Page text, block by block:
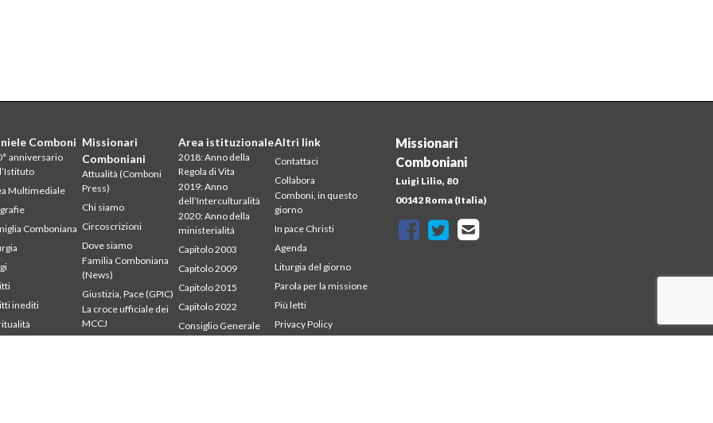
Missionari
Comboniani
Luigi Lilio, 80
00142 Roma (Italia)
Comboni
anniversario
Multimediale
Comboniana
inediti
Missionari
Comboniani
Attualità (Comboni
Press)
Chi siamo
Circoscrizioni
Dove siamo
Familia Comboniana
(News)
Giustizia, Pace (GPIC)
La croce ufficiale dei
MCCJ
Area istituzionale
2018: Anno della
Regola di Vita
2019: Anno
dell’Interculturalità
2020: Anno della
ministerialitá
Capitolo 2003
Capitolo 2009
Capitolo 2015
Capitolo 2022
Consiglio Generale
Altri link
Contattaci
Collabora
Comboni, in questo
giorno
In pace Christi
Agenda
Liturgia del giorno
Parola per la missione
Più letti
Privacy Policy
Segretariato della